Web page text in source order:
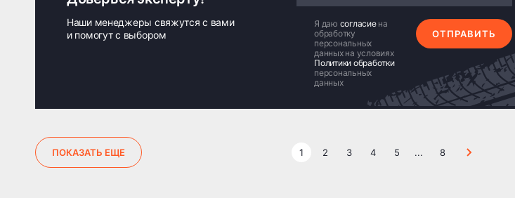
Наши менеджеры свяжутся с вами
и помогут с выбором
Я даю согласие на
обработку
персональных
данных на условиях
Политики обработки
персональных
данных
ОТПРАВИТЬ
ПОКАЗАТЬ ЕЩЕ 1 2 3 4 5 ... 8